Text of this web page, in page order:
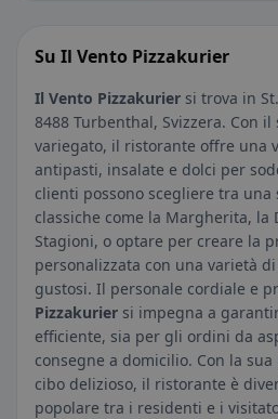
Su Il Vento Pizzakurier
Il Vento Pizzakurier si trova in
8488 Turbenthal, Svizzera. Con
variegato, il ristorante offre una
antipasti, insalate e dolci per
clienti possono scegliere tra una
classiche come la Margherita, la
Stagioni, o optare per creare la
personalizzata con una varietà
gustosi. Il personale cordiale e
Pizzakurier si impegna a
efficiente, sia per gli ordini da
consegne a domicilio. Con la
cibo delizioso, il ristorante è
popolare tra i residenti e i